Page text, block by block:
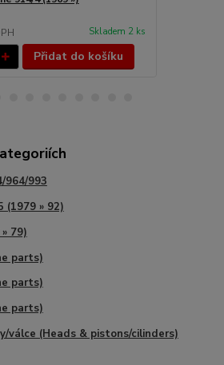
Skladem 2 ks
Přidat do košíku
964/993
(1979 » 92)
79)
parts)
parts)
parts)
válce (Heads & pistons/cilinders)